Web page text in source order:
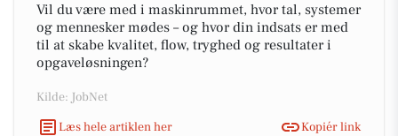
Vil du være med i maskinrummet, hvor tal, systemer
og mennesker mødes – og hvor din indsats er med
til at skabe kvalitet, flow, tryghed og resultater i
opgaveløsningen?
Kilde: JobNet
Læs hele artiklen her
Kopiér link